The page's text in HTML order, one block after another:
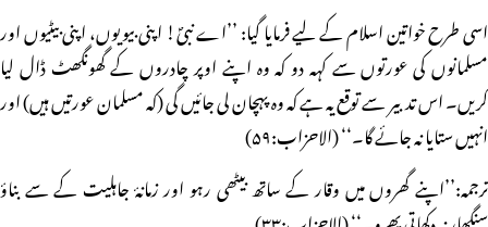
اسی طرح خواتین اسلام کے لیے فرمایا گیا: ’’اے نبیؐ! اپنی بیویوں، اپنی بیٹیوں اور
مسلمانوں کی عورتوں سے کہہ دو کہ وہ اپنے اوپر چادروں کے گھونگھٹ ڈال لیا
کریں۔ اس تدبیر سے توقع یہ ہے کہ وہ پہچان لی جائیں گی (کہ مسلمان عورتیں ہیں) اور
انہیں ستایا نہ جائے گا۔‘‘ (الاحزاب:۵۹)
ترجمہ:’’اپنے گھروں میں وقار کے ساتھ بیٹھی رہو اور زمانۂ جاہلیت کے سے بناؤ